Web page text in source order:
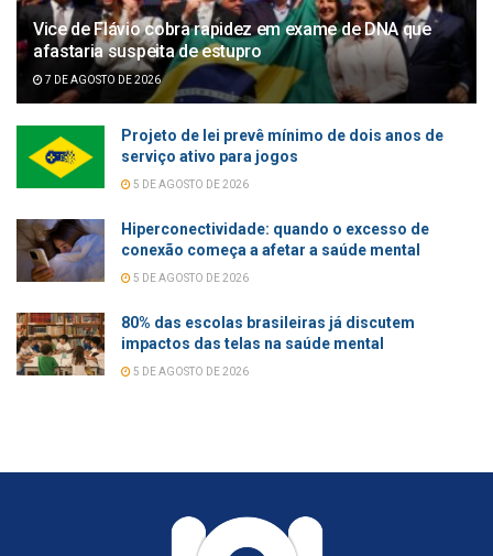
Vice de Flávio cobra rapidez em exame de DNA que
afastaria suspeita de estupro
7 DE AGOSTO DE 2026
Projeto de lei prevê mínimo de dois anos de
serviço ativo para jogos
5 DE AGOSTO DE 2026
Hiperconectividade: quando o excesso de
conexão começa a afetar a saúde mental
5 DE AGOSTO DE 2026
80% das escolas brasileiras já discutem
impactos das telas na saúde mental
5 DE AGOSTO DE 2026